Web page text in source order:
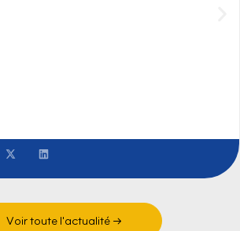
Voir toute l'actualité →